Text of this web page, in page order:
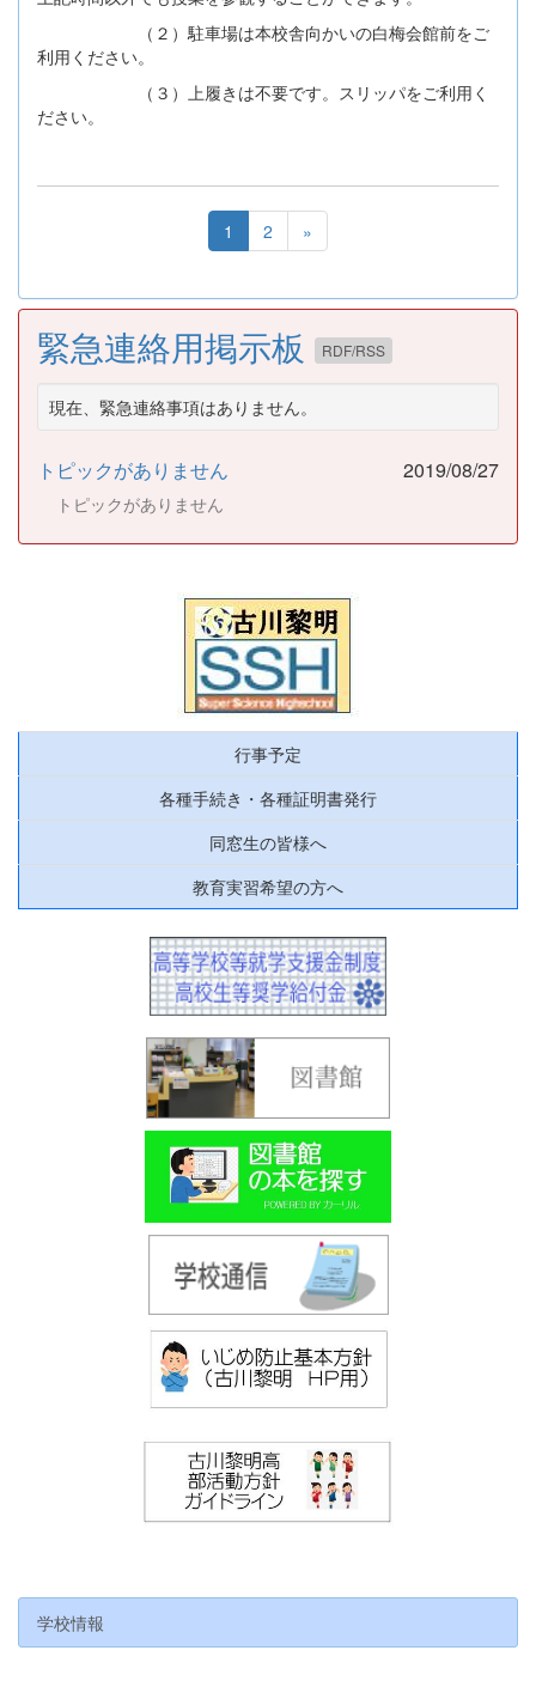
（２）駐車場は本校舎向かいの白梅会館前をご
利用ください。
（３）上履きは不要です。スリッパをご利用く
ださい。
1 2 »
緊急連絡用掲示板 RDF/RSS
現在、緊急連絡事項はありません。
トピックがありません 2019/08/27
トピックがありません
行事予定
各種手続き・各種証明書発行
同窓生の皆様へ
教育実習希望の方へ
学校情報